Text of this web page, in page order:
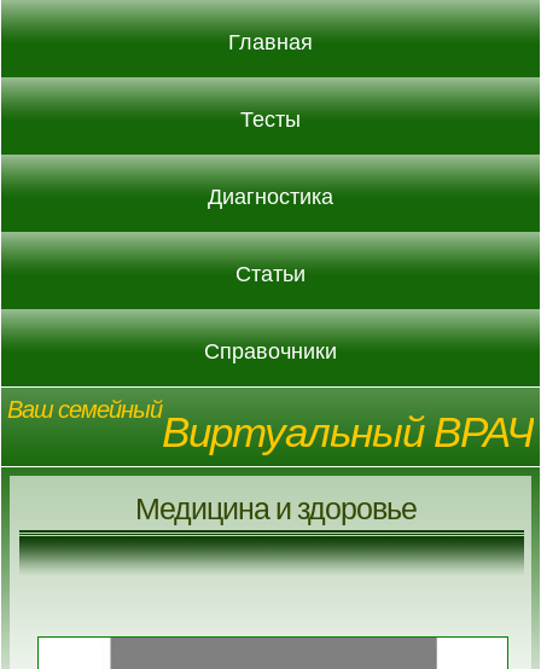
Главная
Тесты
Диагностика
Статьи
Справочники
Ваш семейныйВиртуальный ВРАЧ
Медицина и здоровье